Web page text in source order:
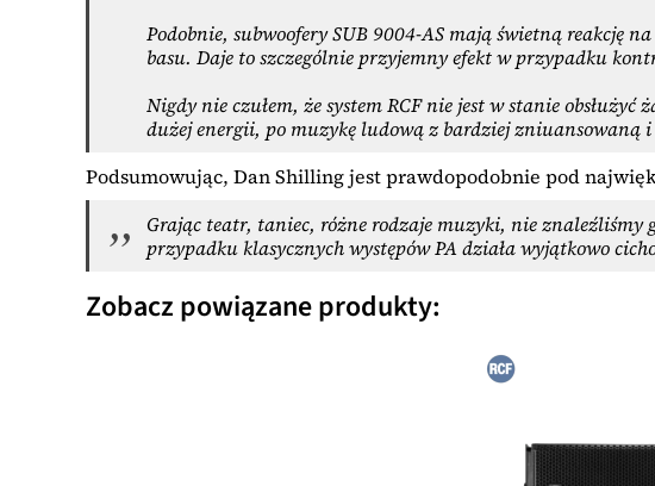
Podobnie, subwoofery SUB 9004-AS mają świetną reakcję
basu. Daje to szczególnie przyjemny efekt w przypadku
Nigdy nie czułem, że system RCF nie jest w stanie
dużej energii, po muzykę ludową z bardziej zniuansowaną
Podsumowując, Dan Shilling jest prawdopodobnie pod
Grając teatr, taniec, różne rodzaje muzyki, nie znaleźliśmy
przypadku klasycznych występów PA działa wyjątkowo
Zobacz powiązane produkty: